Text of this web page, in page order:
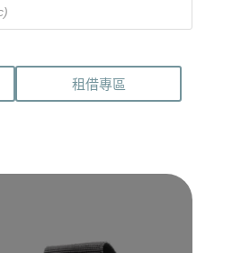
租借專區